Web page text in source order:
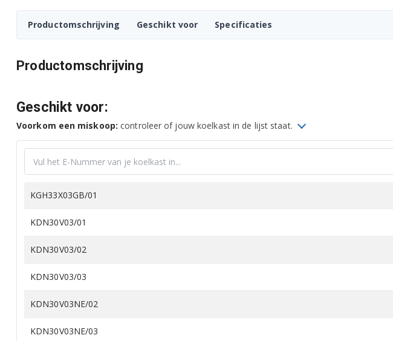
Productomschrijving Geschikt voor Specificaties
Productomschrijving
Geschikt voor:
Voorkom een miskoop: controleer of jouw koelkast in de lijst staat.
KGH33X03GB/01
KDN30V03/01
KDN30V03/02
KDN30V03/03
KDN30V03NE/02
KDN30V03NE/03